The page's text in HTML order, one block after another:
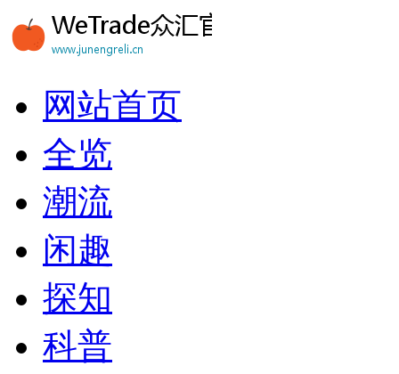
网站首页
全览
潮流
闲趣
探知
科普